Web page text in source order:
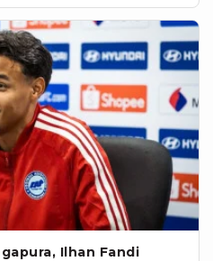
Ilhan Fandi